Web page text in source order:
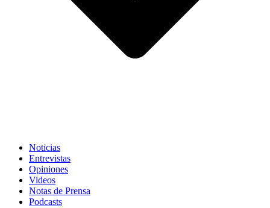
Noticias
Entrevistas
Opiniones
Videos
Notas de Prensa
Podcasts